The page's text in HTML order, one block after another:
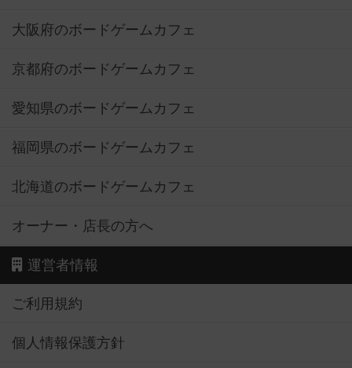
大阪府のボードゲームカフェ
京都府のボードゲームカフェ
愛知県のボードゲームカフェ
福岡県のボードゲームカフェ
北海道のボードゲームカフェ
オーナー・店長の方へ
運営者情報
ご利用規約
個人情報保護方針